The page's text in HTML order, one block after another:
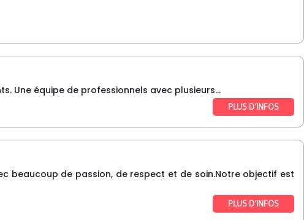
Une équipe de professionnels avec plusieurs...
PLUS D’INFOS
beaucoup de passion, de respect et de soin.Notre objectif est
PLUS D’INFOS